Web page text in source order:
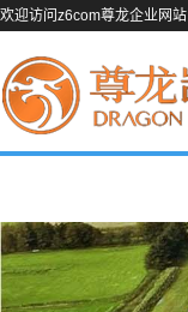
欢迎访问z6com尊龙企业网站